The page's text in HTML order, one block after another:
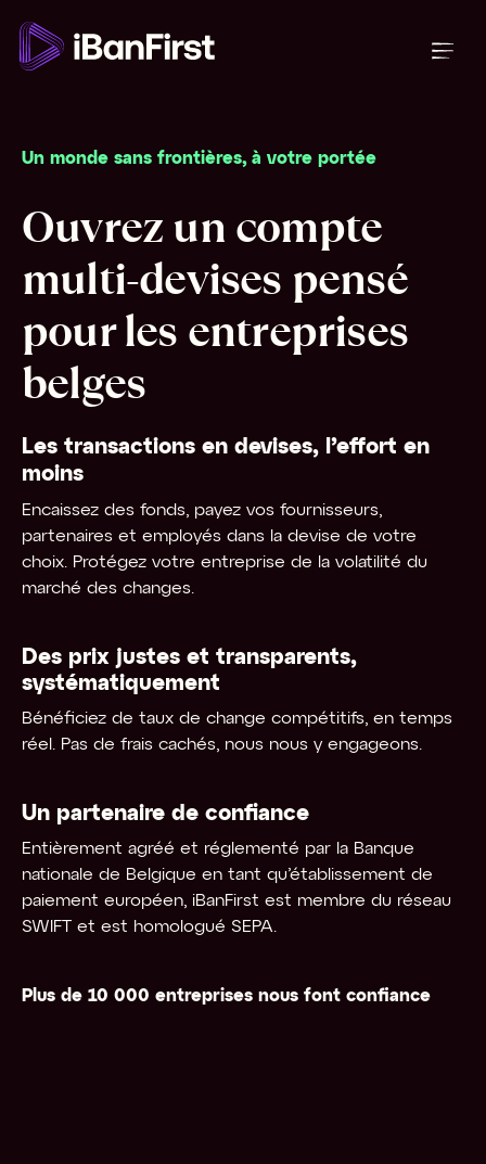
Un monde sans frontières, à votre portée
Ouvrez un compte
multi-devises pensé
pour les entreprises
belges
Les transactions en devises, l’effort en
moins
Encaissez des fonds, payez vos fournisseurs,
partenaires et employés dans la devise de votre
choix. Protégez votre entreprise de la volatilité du
marché des changes.
Des prix justes et transparents,
systématiquement
Bénéficiez de taux de change compétitifs, en temps
réel. Pas de frais cachés, nous nous y engageons.
Un partenaire de confiance
Entièrement agréé et réglementé par la Banque
nationale de Belgique en tant qu’établissement de
paiement européen, iBanFirst est membre du réseau
SWIFT et est homologué SEPA.
Plus de 10 000 entreprises nous font confiance